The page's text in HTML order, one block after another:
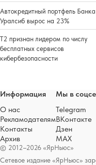
Автокредитный портфель Банка
Уралсиб вырос на 23%
Т2 признан лидером по числу
бесплатных сервисов
кибербезопасности
© 2012–2026 «ЯрНьюс»
Сетевое издание «ЯрНьюс»
Информация
О нас
Рекламодателям
Контакты
Архив
Мы в
Telegram
ВКонтакте
Дзен
MAX